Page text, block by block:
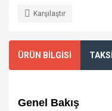
Karşılaştır
ÜRÜN BİLGİSİ
Genel Bakış